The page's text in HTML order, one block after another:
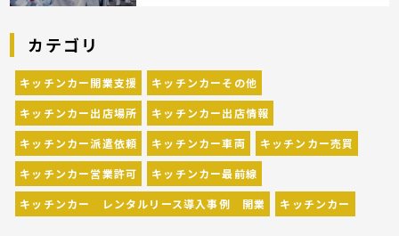
カテゴリ
キッチンカー開業支援
キッチンカーその他
キッチンカー出店場所
キッチンカー出店情報
キッチンカー派遣依頼
キッチンカー車両
キッチンカー売買
キッチンカー営業許可
キッチンカー最前線
キッチンカー レンタルリース導入事例 開業
キッチンカー